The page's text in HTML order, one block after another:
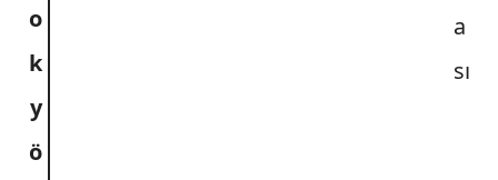
o
k
y
ö